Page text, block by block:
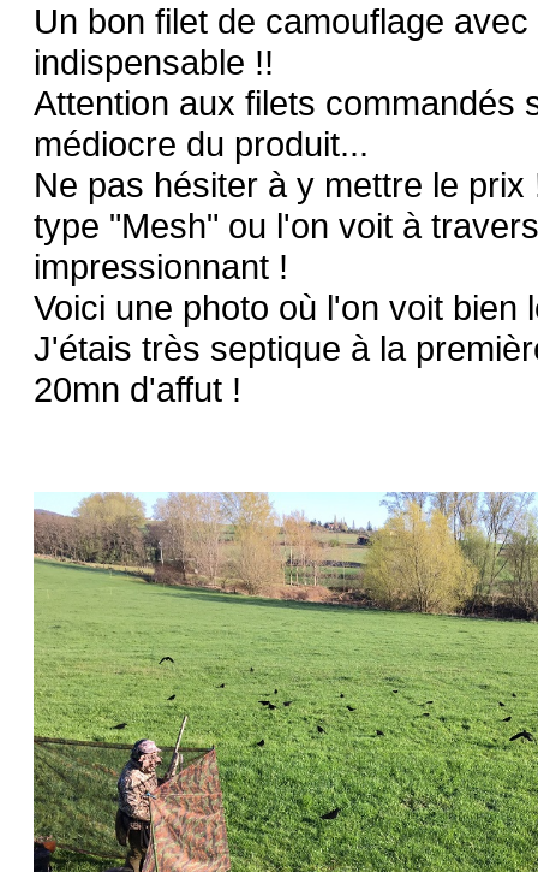
Un bon filet de camouflage
indispensable !!
Attention aux filets commandés
médiocre du produit...
Ne pas hésiter à y mettre le
type "Mesh" ou l'on voit à
impressionnant !
Voici une photo où l'on voit bien
J'étais très septique à la
20mn d'affut !